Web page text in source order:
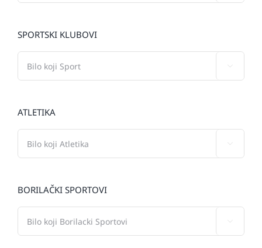
SPORTSKI KLUBOVI
ATLETIKA
BORILAČKI SPORTOVI